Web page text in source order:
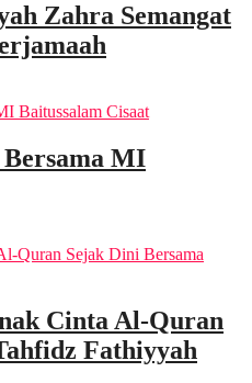
Zahra Semangat
Bersama MI
Cinta Al-Quran
Fathiyyah